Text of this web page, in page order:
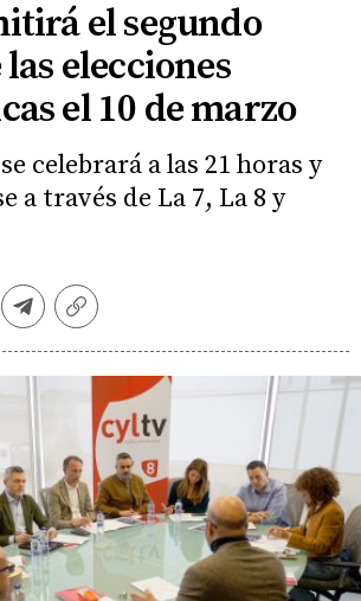
el segundo
elecciones
el 10 de marzo
celebrará a las 21 horas y
a través de La 7, La 8 y
TelegramCopiar